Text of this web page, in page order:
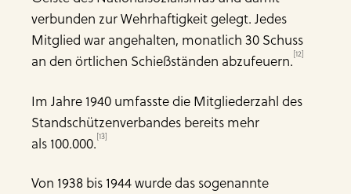
verbunden zur Wehrhaftigkeit gelegt. Jedes
Mitglied war angehalten, monatlich 30 Schuss
an den örtlichen Schießständen abzufeuern.[12]
Im Jahre 1940 umfasste die Mitgliederzahl des
Standschützenverbandes bereits mehr
als 100.000.[13]
Von 1938 bis 1944 wurde das sogenannte